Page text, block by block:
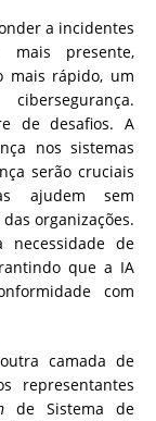
a incidentes
presente,
mais rápido, um
de desafios. A
nos sistemas
serão cruciais
ajudem sem
organizações.
necessidade de
que a IA
com
outra camada de
representantes
de Sistema de